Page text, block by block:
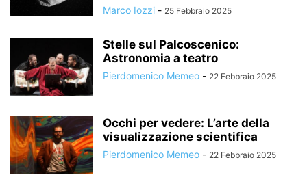
Marco Iozzi - 25 Febbraio 2025
Stelle sul Palcoscenico:
Astronomia a teatro
Pierdomenico Memeo - 22 Febbraio 2025
Occhi per vedere: L’arte della
visualizzazione scientifica
Pierdomenico Memeo - 22 Febbraio 2025